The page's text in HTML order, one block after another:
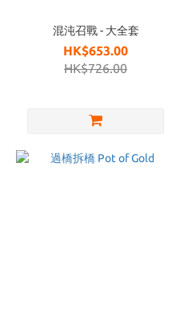
混沌召戰 - 大全套
HK$653.00
HK$726.00